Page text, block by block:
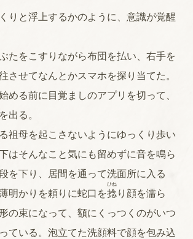
りと浮上するかのように、意識が覚醒
たをこすりながら布団を払い、右手を
させてなんとかスマホを探り当てた。
める前に目覚ましのアプリを切って、
出る。
祖母を起こさないようにゆっくり歩い
はそんなこと気にも留めずに音を鳴ら
を下り、居間を通って洗面所に入る
明かりを頼りに蛇口を捻
ひね
り顔を濡ら
の束になって、額にくっつくのがいつ
ている。泡立てた洗顔料で顔を包み込